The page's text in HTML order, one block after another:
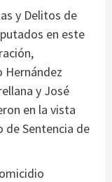
y Delitos de
en este
y José
en la vista
de Sentencia de